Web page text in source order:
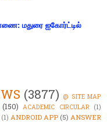
மதுரை ஐகோர்ட்டில்
(3877) @ SITE MAP
(150) ACADEMIC CIRCULAR (1)
(1) ANDROID APP (5) ANSWER